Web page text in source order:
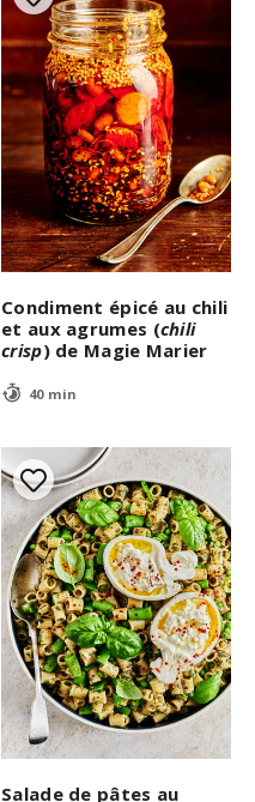
Condiment épicé au chili
et aux agrumes (chili
crisp) de Magie Marier
40 min
Salade de pâtes au